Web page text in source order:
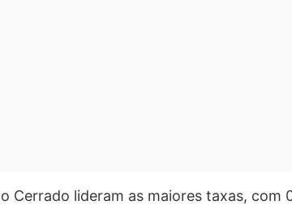
Cerrado lideram as maiores taxas, com